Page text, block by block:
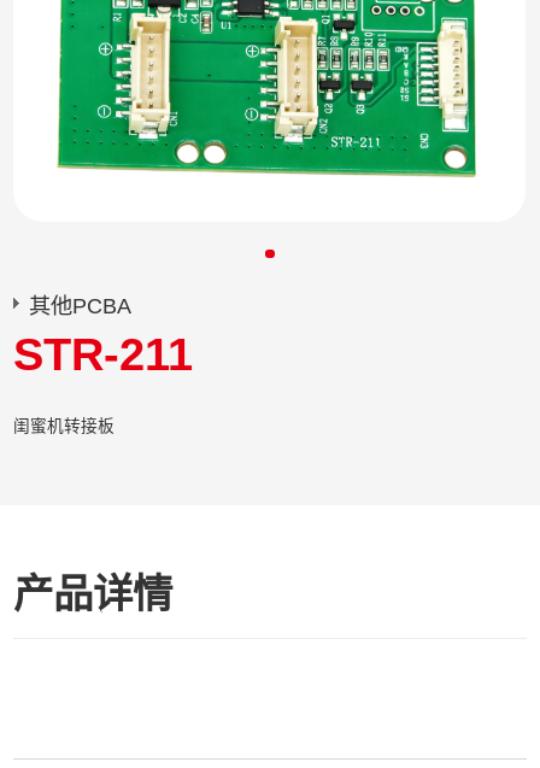
其他PCBA
STR-211
闺蜜机转接板
产品详情